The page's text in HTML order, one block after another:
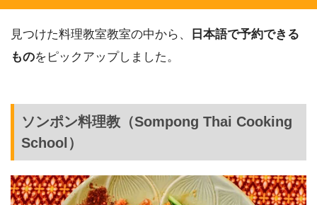
見つけた料理教室教室の中から、
日本語で予約できる
ものをピックアップしました。
ソンポン料理教（Sompong Thai Cooking
School）